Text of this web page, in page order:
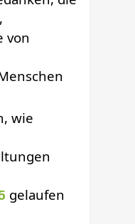
von
wie
gelaufen